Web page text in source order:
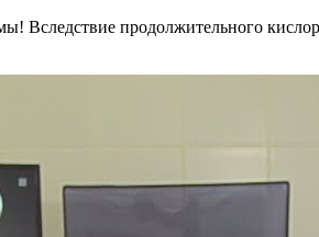
Вследствие продолжительного